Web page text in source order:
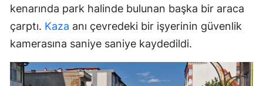
kenarında park halinde bulunan başka bir araca
çarptı. Kaza anı çevredeki bir işyerinin güvenlik
kamerasına saniye saniye kaydedildi.